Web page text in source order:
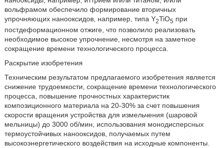
вольфрамом обеспечило формирование вторичных
упрочняющих нанооксидов, например, типа Y2TiO5 при
постдеформационном отжиге, что позволило реализовать
необходимое высокое упрочнение, несмотря на заметное
сокращение времени технологического процесса.
Раскрытие изобретения
Техническим результатом предлагаемого изобретения является
снижение трудоемкости, сокращение времени технологического
процесса, повышение прочностных характеристик
композиционного материала на 20-30% за счет повышения
скорости вращения устройства для измельчения (шаровой
мельницы) до 3000 об/мин, использования монодисперсных
термоустойчивых нанооксидов, получаемых путем
высокоэнергетического воздействия на исходные компоненты.